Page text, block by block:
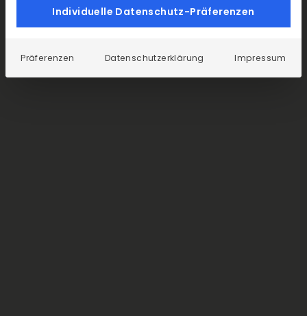
Individuelle Datenschutz-Präferenzen
Präferenzen Datenschutzerklärung Impressum